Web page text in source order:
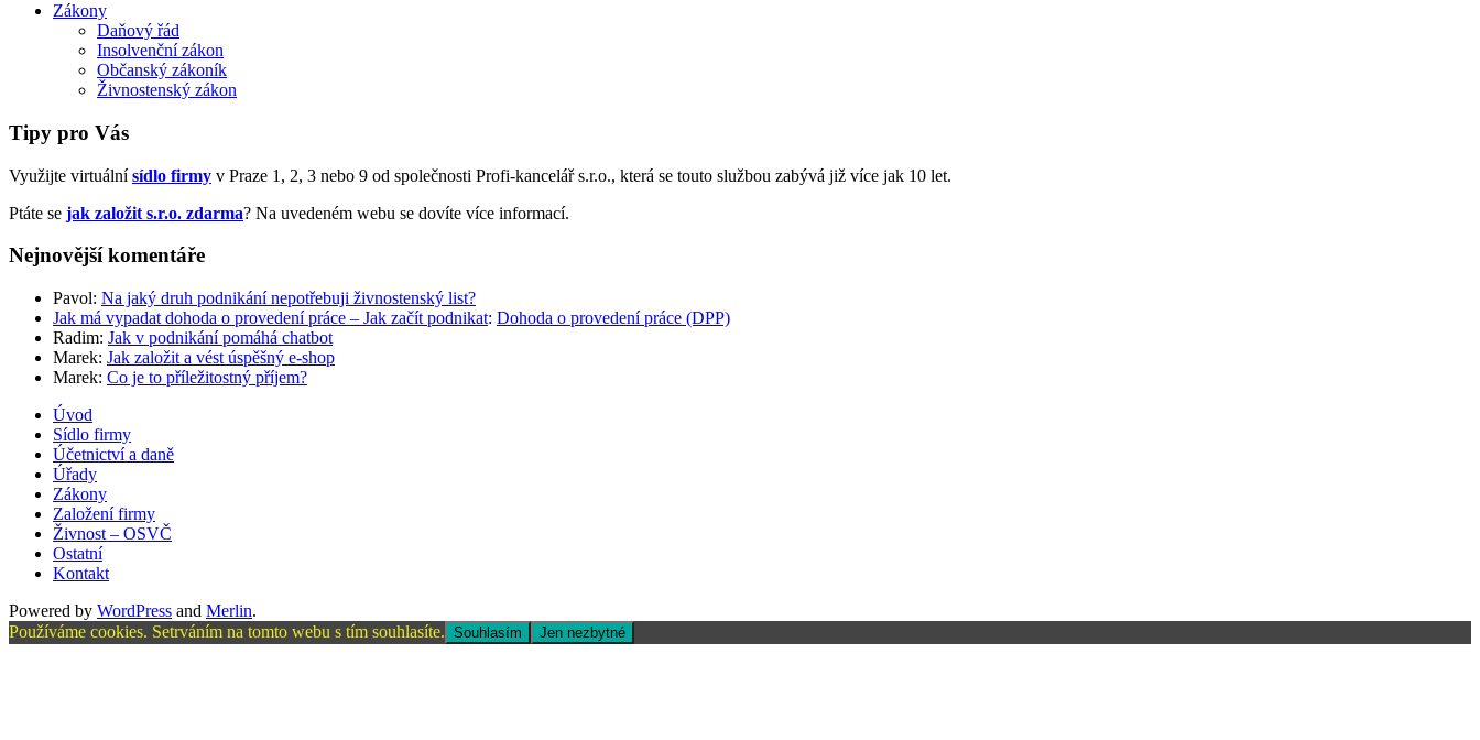
Zákony
Daňový řád
Insolvenční zákon
Občanský zákoník
Živnostenský zákon
Tipy pro Vás
Využijte virtuálnísídlo firmy v Praze 1, 2, 3 nebo 9 od společnosti Profi-kancelář s.r.o., která se touto službou zabývá již více jak 10 let.
Ptáte se jak založit s.r.o. zdarma? Na uvedeném webu se dovíte více informací.
Nejnovější komentáře
Pavol: Na jaký druh podnikání nepotřebuji živnostenský list?
Jak má vypadat dohoda o provedení práce – Jak začít podnikat: Dohoda o provedení práce (DPP)
Radim: Jak v podnikání pomáhá chatbot
Marek: Jak založit a vést úspěšný e-shop
Marek: Co je to příležitostný příjem?
Úvod
Sídlo firmy
Účetnictví a daně
Úřady
Zákony
Založení firmy
Živnost – OSVČ
Ostatní
Kontakt
Powered by WordPress and Merlin.
Používáme cookies. Setrváním na tomto webu s tím souhlasíte. Souhlasím Jen nezbytné